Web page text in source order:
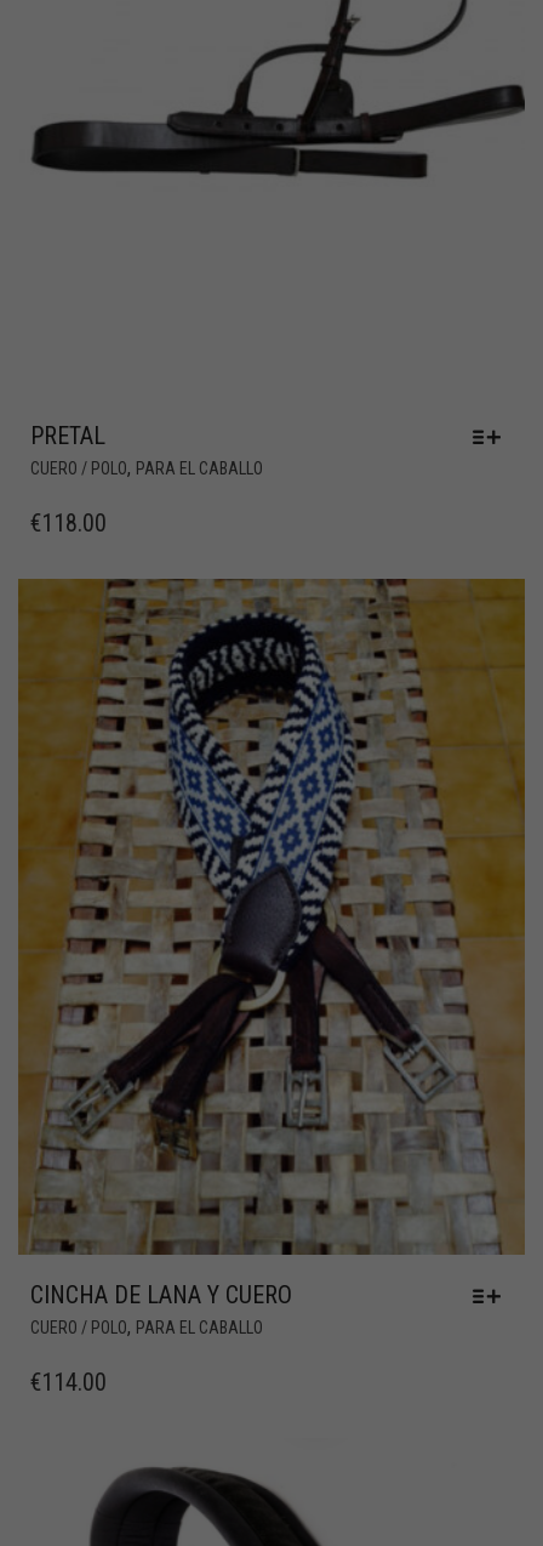
PRETAL
CUERO / POLO, PARA EL CABALLO
€118.00
CINCHA DE LANA Y CUERO
CUERO / POLO, PARA EL CABALLO
€114.00